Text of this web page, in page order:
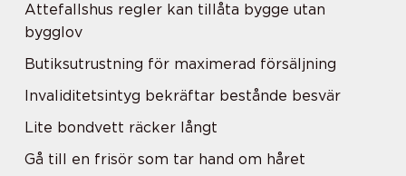
Attefallshus regler kan tillåta bygge utan
bygglov
Butiksutrustning för maximerad försäljning
Invaliditetsintyg bekräftar bestånde besvär
Lite bondvett räcker långt
Gå till en frisör som tar hand om håret